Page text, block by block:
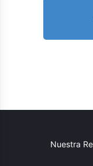
Nuestra